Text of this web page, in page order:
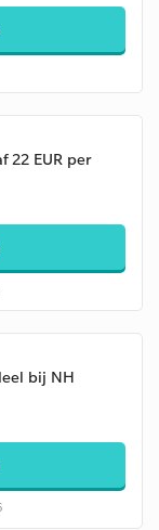
22 EUR per
bij NH